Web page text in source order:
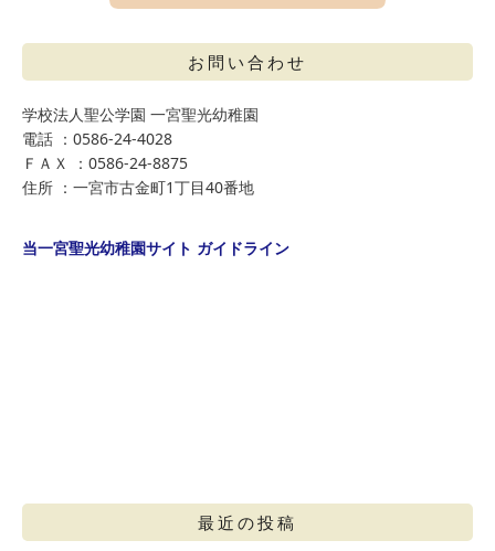
お問い合わせ
学校法人聖公学園 一宮聖光幼稚園
電話 ：0586-24-4028
ＦＡＸ ：0586-24-8875
住所 ：一宮市古金町1丁目40番地
当一宮聖光幼稚園サイト ガイドライン
最近の投稿